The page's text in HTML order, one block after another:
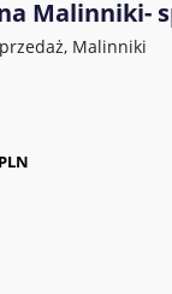
Malinniki-
Malinniki